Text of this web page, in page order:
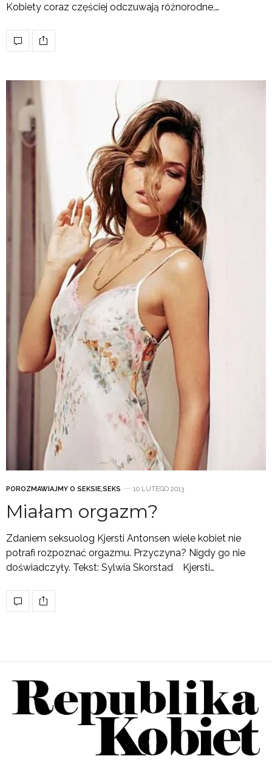
Kobiety coraz częściej odczuwają różnorodne,…
POROZMAWIAJMY O SEKSIE,SEKS 10 LUTEGO 2013
Miałam orgazm?
Zdaniem seksuolog Kjersti Antonsen wiele kobiet nie
potrafi rozpoznać orgazmu. Przyczyna? Nigdy go nie
doświadczyły. Tekst: Sylwia Skorstad Kjersti…